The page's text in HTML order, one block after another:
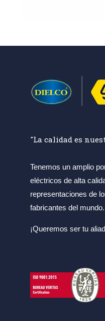
"La calidad es
Tenemos un amplio
eléctricos de alta
representaciones de
fabricantes del mundo.
¡Queremos ser tu